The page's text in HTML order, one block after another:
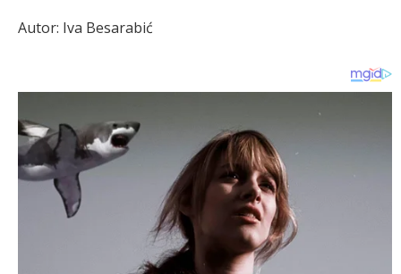
Autor: Iva Besarabić